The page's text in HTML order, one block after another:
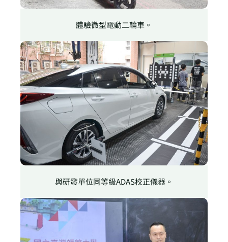
體驗微型電動二輪車。
與研發單位同等級ADAS校正儀器。